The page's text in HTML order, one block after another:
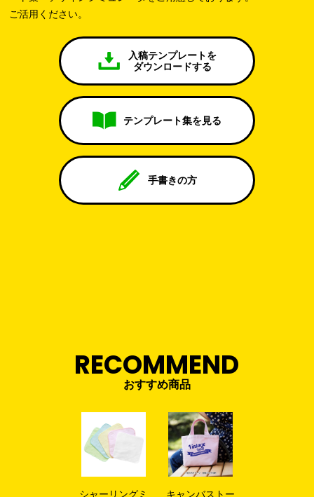
ご活用ください。
入稿テンプレートを
ダウンロードする
テンプレート集を見る
手書きの方
RECOMMEND
おすすめ商品
シャーリングミ キャンバストー